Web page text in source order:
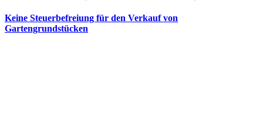
Keine Steuerbefreiung für den Verkauf von
Gartengrundstücken